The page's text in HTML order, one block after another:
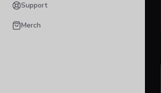
Support
Merch